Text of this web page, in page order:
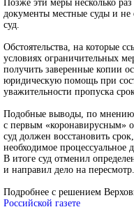
Позже эти меры несколько
документы местные суды и не
суд.
Обстоятельства, на которые
условиях ограничительных
получить заверенные копии
юридическую помощь при
уважительности пропуска
Подобные выводы, по мнению
с первым «коронавирусным»
суд должен восстановить
необходимое процессуальное
В итоге суд отменил
и направил дело на пересмотр.
Подробнее с решением
Российской газете